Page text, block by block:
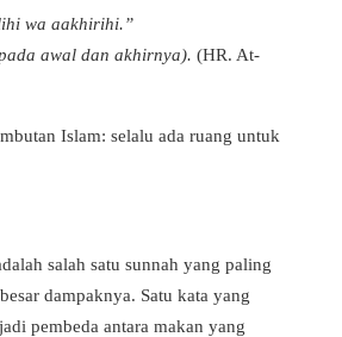
wa aakhirihi.”
awal dan akhirnya). (HR. At-
Islam: selalu ada ruang untuk
salah satu sunnah yang paling
dampaknya. Satu kata yang
pembeda antara makan yang